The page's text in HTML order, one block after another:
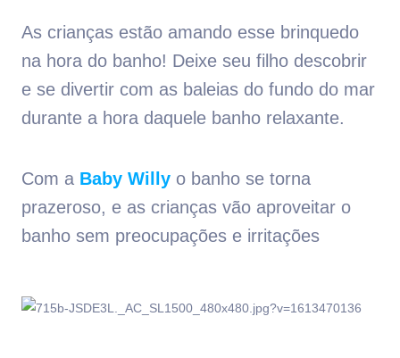
As crianças estão amando esse brinquedo
na hora do banho! Deixe seu filho descobrir
e se divertir com as baleias do fundo do mar
durante a hora daquele banho relaxante.
Com a Baby Willy o banho se torna
prazeroso, e as crianças vão aproveitar o
banho sem preocupações e irritações